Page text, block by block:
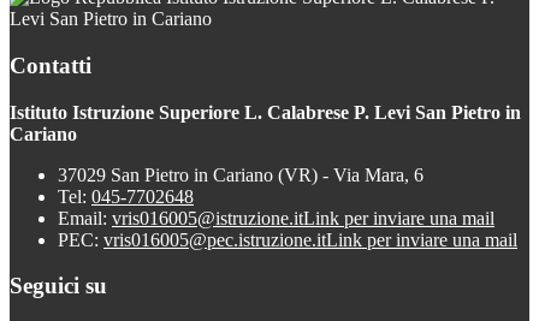
Levi San Pietro in Cariano
Contatti
Istituto Istruzione Superiore L. Calabrese P. Levi San Pietro in
Cariano
37029 San Pietro in Cariano (VR) - Via Mara, 6
Tel: 045-7702648
Email: vris016005@istruzione.itLink per inviare una mail
PEC: vris016005@pec.istruzione.itLink per inviare una mail
Seguici su